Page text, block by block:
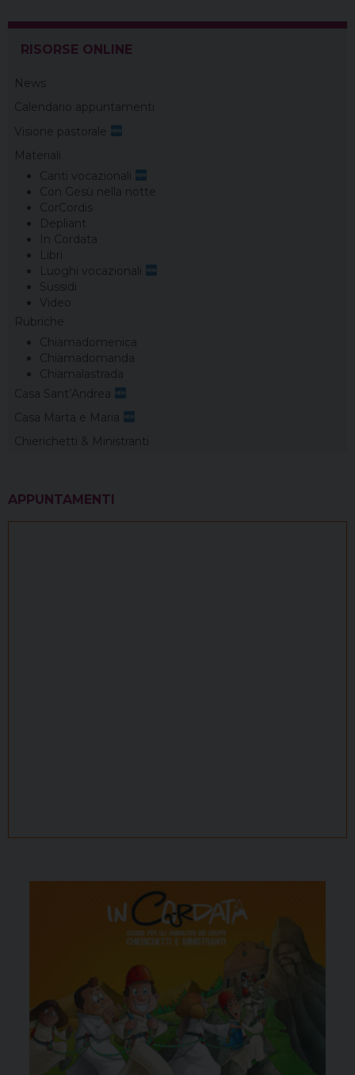
k
s
n
m
p
RISORSE ONLINE
News
Calendario appuntamenti
Visione pastorale
Materiali
Canti vocazionali
Con Gesù nella notte
CorCordis
Depliant
In Cordata
Libri
Luoghi vocazionali
Sussidi
Video
Rubriche
Chiamadomenica
Chiamadomanda
Chiamalastrada
Casa Sant’Andrea
Casa Marta e Maria
Chierichetti & Ministranti
APPUNTAMENTI